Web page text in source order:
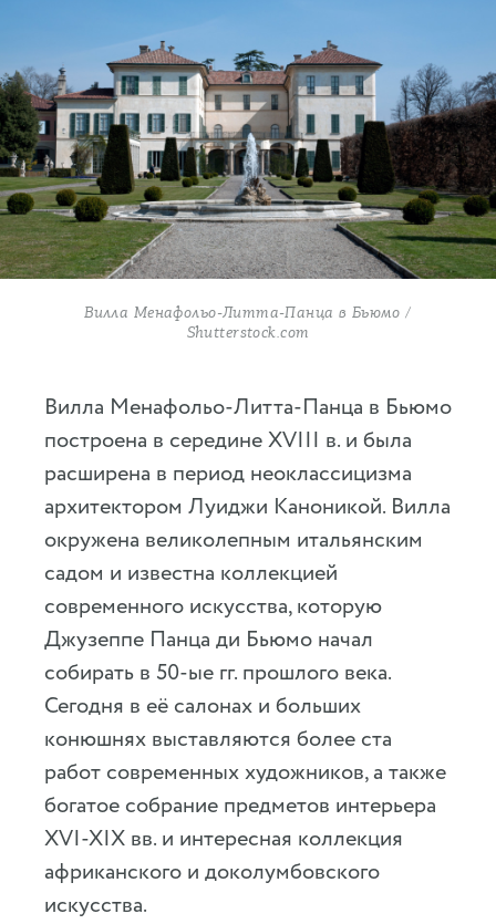
Вилла Менафольо-Литта-Панца в Бьюмо /
Shutterstock.com
Вилла Менафольо-Литта-Панца в Бьюмо
построена в середине XVIII в. и была
расширена в период неоклассицизма
архитектором Луиджи Каноникой. Вилла
окружена великолепным итальянским
садом и известна коллекцией
современного искусства, которую
Джузеппе Панца ди Бьюмо начал
собирать в 50-ые гг. прошлого века.
Сегодня в её салонах и больших
конюшнях выставляются более ста
работ современных художников, а также
богатое собрание предметов интерьера
XVI-XIX вв. и интересная коллекция
африканского и доколумбовского
искусства.